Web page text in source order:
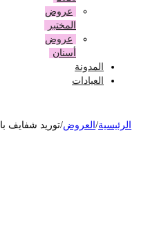
عروض
المختبر
عروض
أسنان
المدونة
العيادات
/العروض توريد شفايف بالليزر